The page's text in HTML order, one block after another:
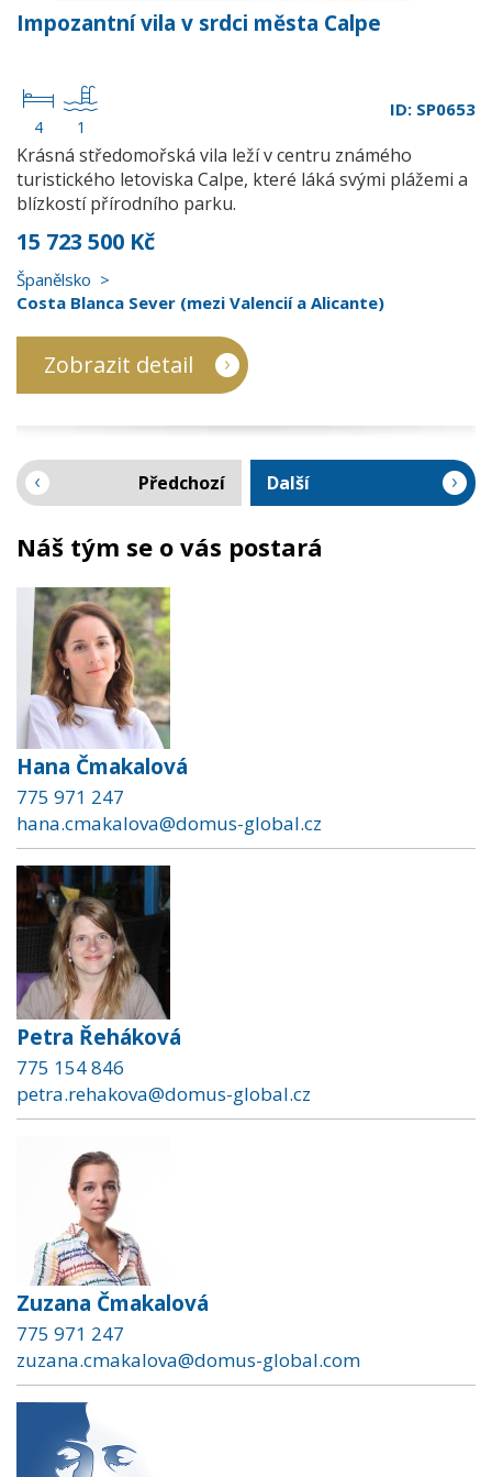
Impozantní vila v srdci města Calpe
4 1
ID: SP0653
Krásná středomořská vila leží v centru známého
turistického letoviska Calpe, které láká svými plážemi a
blízkostí přírodního parku.
15 723 500 Kč
Španělsko
Costa Blanca Sever (mezi Valencií a Alicante)
Zobrazit detail
Předchozí Další
Náš tým se o vás postará
Hana Čmakalová
775 971 247
hana.cmakalova@domus-global.cz
Petra Řeháková
775 154 846
petra.rehakova@domus-global.cz
Zuzana Čmakalová
775 971 247
zuzana.cmakalova@domus-global.com